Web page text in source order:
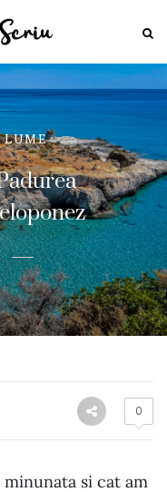
LUME
0
si cat am